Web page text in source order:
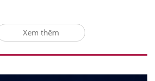
Xem thêm